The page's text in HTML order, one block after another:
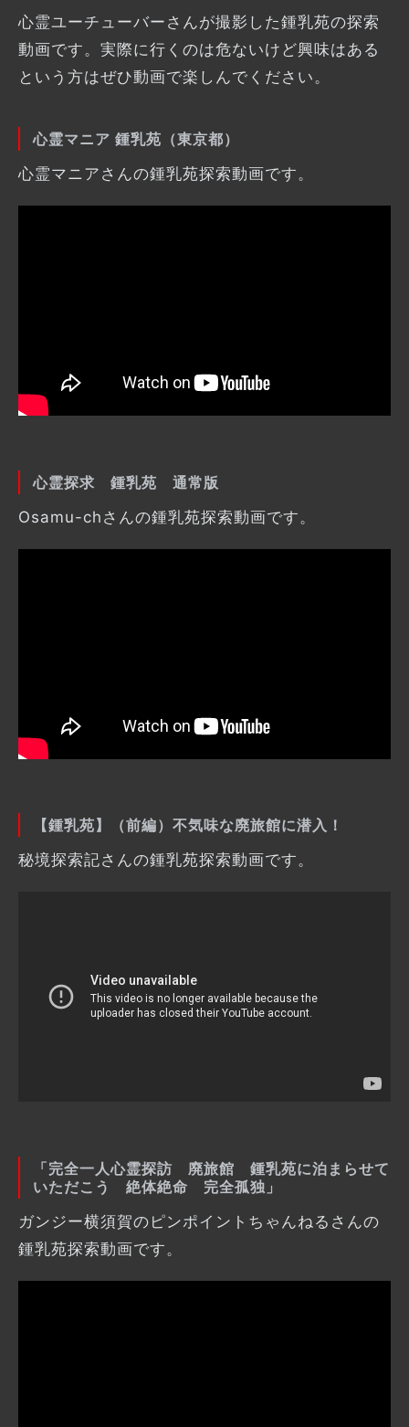
心霊ユーチューバーさんが撮影した鍾乳苑の探索
動画です。実際に行くのは危ないけど興味はある
という方はぜひ動画で楽しんでください。
心霊マニア 鍾乳苑（東京都）
心霊マニアさんの鍾乳苑探索動画です。
心霊探求 鍾乳苑 通常版
Osamu-chさんの鍾乳苑探索動画です。
【鍾乳苑】（前編）不気味な廃旅館に潜入！
秘境探索記さんの鍾乳苑探索動画です。
「完全一人心霊探訪 廃旅館 鍾乳苑に泊まらせて
いただこう 絶体絶命 完全孤独」
ガンジー横須賀のピンポイントちゃんねるさんの
鍾乳苑探索動画です。